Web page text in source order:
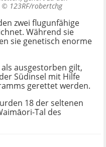
© 123RF/robertchg
zwei flugunfähige
Während sie
sie genetisch enorme
ausgestorben gilt,
Südinsel mit Hilfe
gerettet werden.
18 der seltenen
Tal des